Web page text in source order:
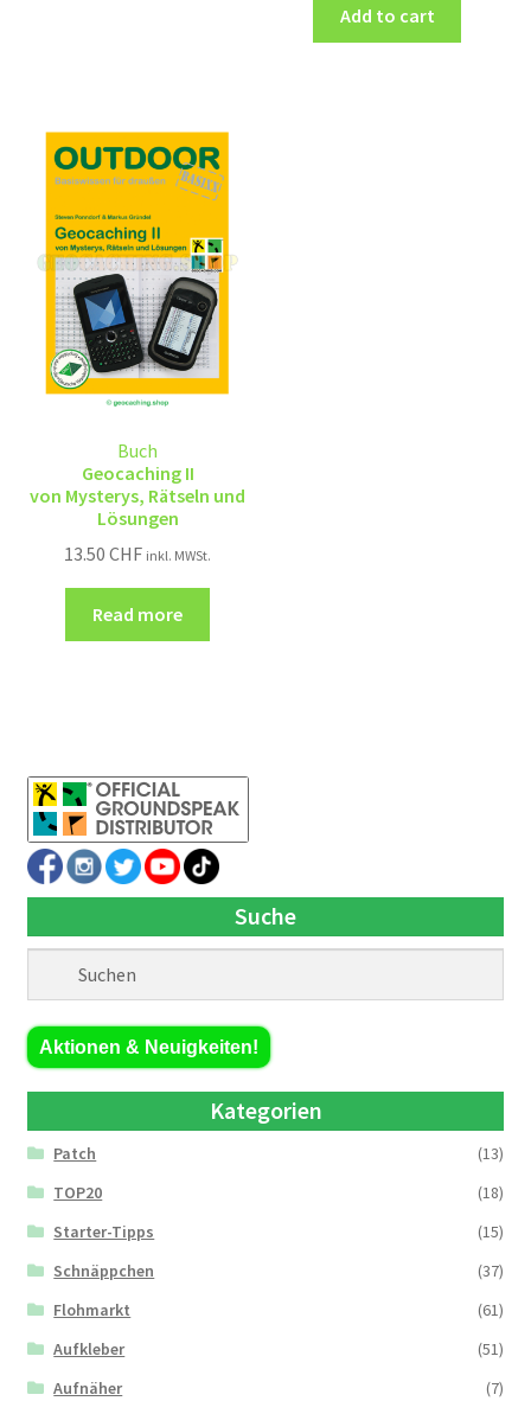
Add to cart
Buch
Geocaching II
von Mysterys, Rätseln und
Lösungen
13.50CHF inkl. MWSt.
Read more
Suche
Aktionen & Neuigkeiten!
Kategorien
Patch
(13)
TOP20
(18)
Starter-Tipps
(15)
Schnäppchen
(37)
Flohmarkt
(61)
Aufkleber
(51)
Aufnäher
(7)